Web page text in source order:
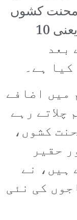
محنت کشوں
نے اجرتوں میں انتہائی قلیل یعنی 10
بعد
ہے۔
میں اضافے
رہے
کشوں،
حقیر
ہیں، نے
کی نئی